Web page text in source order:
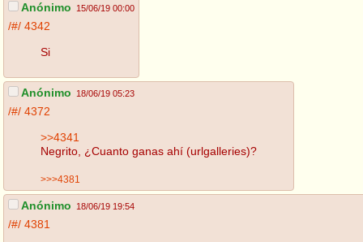
Anónimo 15/06/19 00:00
/#/ 4342
Si
Anónimo 18/06/19 05:23
/#/ 4372
>>4341
Negrito, ¿Cuanto ganas ahí (urlgalleries)?
>>>4381
Anónimo 18/06/19 19:54
/#/ 4381